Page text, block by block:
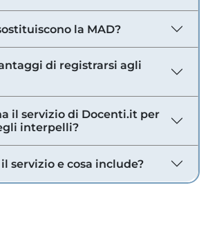
la MAD?
di registrarsi agli
il servizio di Docenti.it per
interpelli?
servizio e cosa include?